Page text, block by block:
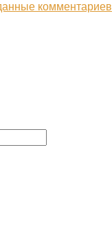
комментариев